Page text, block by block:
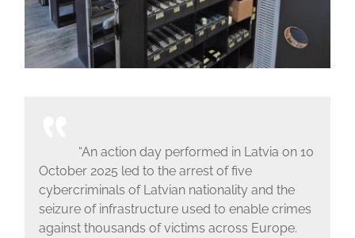
“An action day performed in Latvia on 10
October 2025 led to the arrest of five
cybercriminals of Latvian nationality and the
seizure of infrastructure used to enable crimes
against thousands of victims across Europe.